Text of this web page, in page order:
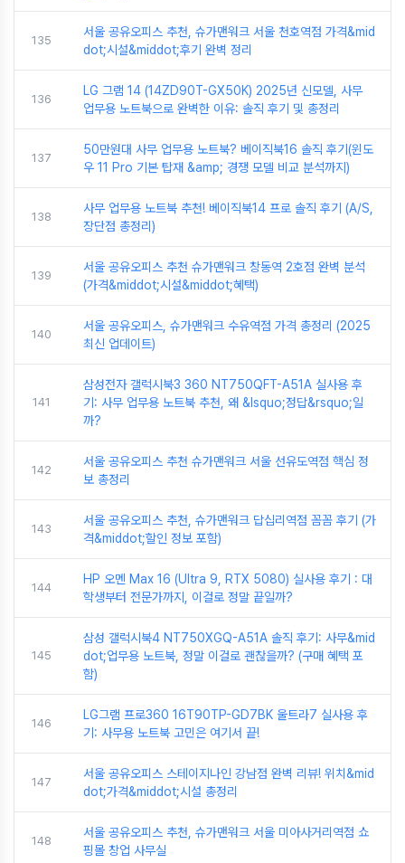
135
서울 공유오피스 추천, 슈가맨워크 서울 천호역점 가격&mid
dot;시설&middot;후기 완벽 정리
136
LG 그램 14 (14ZD90T-GX50K) 2025년 신모델, 사무
업무용 노트북으로 완벽한 이유: 솔직 후기 및 총정리
137
50만원대 사무 업무용 노트북? 베이직북16 솔직 후기(윈도
우 11 Pro 기본 탑재 &amp; 경쟁 모델 비교 분석까지)
138
사무 업무용 노트북 추천! 베이직북14 프로 솔직 후기 (A/S,
장단점 총정리)
139
서울 공유오피스 추천 슈가맨워크 창동역 2호점 완벽 분석
(가격&middot;시설&middot;혜택)
140
서울 공유오피스, 슈가맨워크 수유역점 가격 총정리 (2025
최신 업데이트)
141
삼성전자 갤럭시북3 360 NT750QFT-A51A 실사용 후
기: 사무 업무용 노트북 추천, 왜 &lsquo;정답&rsquo;일
까?
142
서울 공유오피스 추천 슈가맨워크 서울 선유도역점 핵심 정
보 총정리
143
서울 공유오피스 추천, 슈가맨워크 답십리역점 꼼꼼 후기 (가
격&middot;할인 정보 포함)
144
HP 오멘 Max 16 (Ultra 9, RTX 5080) 실사용 후기 : 대
학생부터 전문가까지, 이걸로 정말 끝일까?
145
삼성 갤럭시북4 NT750XGQ-A51A 솔직 후기: 사무&mid
dot;업무용 노트북, 정말 이걸로 괜찮을까? (구매 혜택 포
함)
146
LG그램 프로360 16T90TP-GD7BK 울트라7 실사용 후
기: 사무용 노트북 고민은 여기서 끝!
147
서울 공유오피스 스테이지나인 강남점 완벽 리뷰! 위치&mid
dot;가격&middot;시설 총정리
148
서울 공유오피스 추천, 슈가맨워크 서울 미아사거리역점 쇼
핑몰 창업 사무실